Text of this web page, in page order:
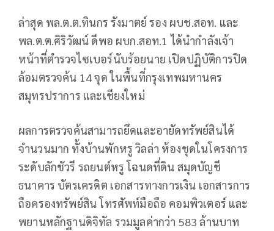
ล่าสุด พล.ต.ต.ทินกร รังมาตย์ รอง ผบช.สอท. และ
พล.ต.ต.ศิริวัฒน์ ดีพอ ผบก.สอท.1 ได้นำกำลังเจ้า
หน้าที่ตำรวจไซเบอร์นับร้อยนาย เปิดปฏิบัติการปิด
ล้อมตรวจค้น 14 จุด ในพื้นที่กรุงเทพมหานคร
สมุทรปราการ และเชียงใหม่
ผลการตรวจค้นสามารถยึดและอายัดทรัพย์สินได้
จำนวนมาก ทั้งบ้านพักหรู วิลล่า ห้องชุดในโครงการ
ระดับลักชัวรี รถยนต์หรู โฉนดที่ดิน สมุดบัญชี
ธนาคาร บัตรเครดิต เอกสารทางการเงิน เอกสารการ
ถือครองทรัพย์สิน โทรศัพท์มือถือ คอมพิวเตอร์ และ
พยานหลักฐานดิจิทัล รวมมูลค่ากว่า 583 ล้านบาท